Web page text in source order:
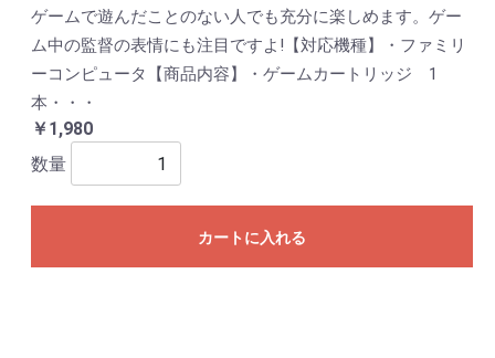
ゲームで遊んだことのない人でも充分に楽しめます。ゲー
ム中の監督の表情にも注目ですよ!【対応機種】・ファミリ
ーコンピュータ【商品内容】・ゲームカートリッジ 1
本・・・
￥1,980
数量
カートに入れる